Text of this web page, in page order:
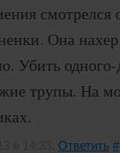
смотрелся
Она
Убить
трупы. На
Ответить #